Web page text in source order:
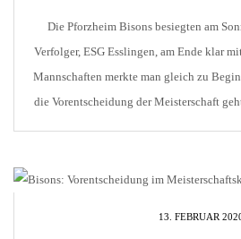
Die Pforzheim Bisons besiegten am
Verfolger, ESG Esslingen, am Ende klar
Mannschaften merkte man gleich zu
die Vorentscheidung der Meisterschaft
13. FEBRUAR